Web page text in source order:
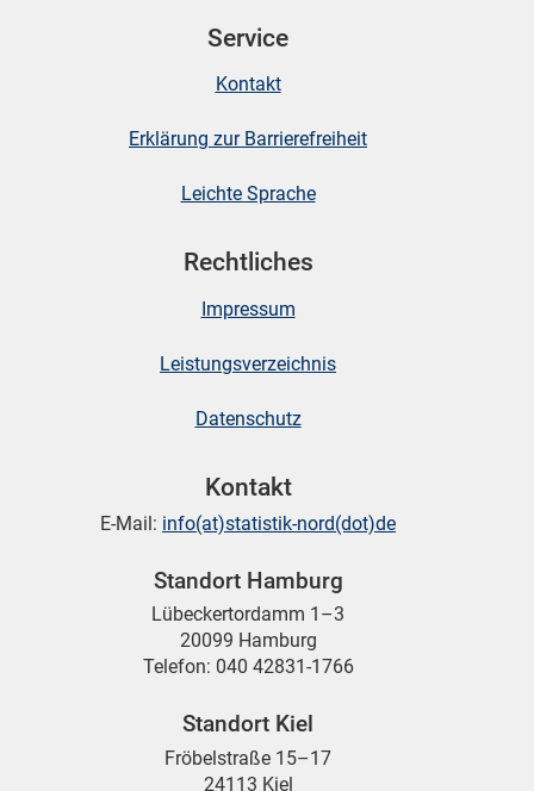
Service
Kontakt
Erklärung zur Barrierefreiheit
Leichte Sprache
Rechtliches
Impressum
Leistungsverzeichnis
Datenschutz
Kontakt
E-Mail: info(at)statistik-nord(dot)de
Standort Hamburg
Lübeckertordamm 1–3
20099 Hamburg
Telefon: 040 42831-1766
Standort Kiel
Fröbelstraße 15–17
24113 Kiel